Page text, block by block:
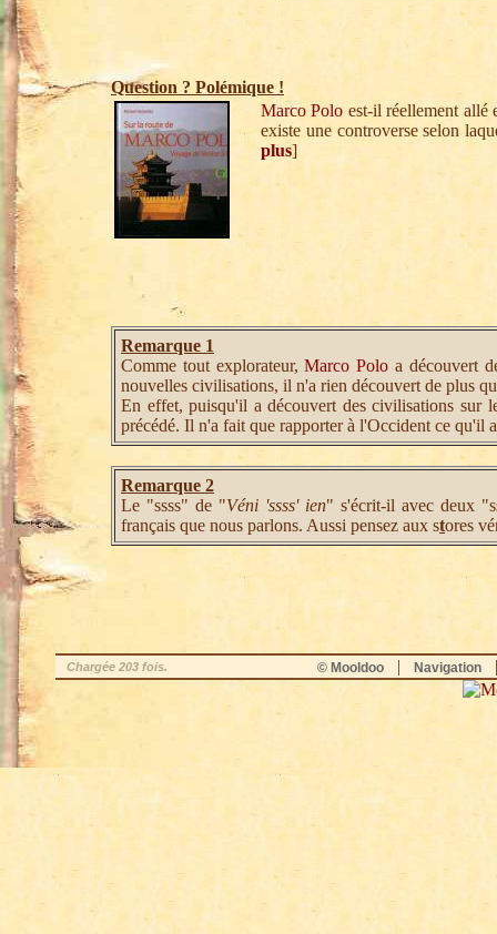
Question ? Polémique !
Marco Polo est-il réellement allé
existe une controverse selon
plus]
Remarque 1
Comme tout explorateur,Marco Polo a découvert
nouvelles civilisations, il n'a rien découvert de plus
En effet, puisqu'il a découvert des civilisations sur
précédé. Il n'a fait que rapporter à l'Occident ce qu'il
Remarque 2
Le "ssss" de "Véni 'ssss' ien" s'écrit-il avec deux
français que nous parlons. Aussi pensez aux stores
Chargée 203 fois. © Mooldoo| Navigation